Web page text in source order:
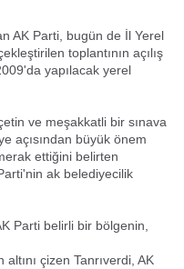
AK Parti, bugün de İl Yerel
toplantının açılış
yapılacak yerel
ve meşakkatli bir sınava
açısından büyük önem
ettiğini belirten
ak belediyecilik
Parti belirli bir bölgenin,
çizen Tanrıverdi, AK